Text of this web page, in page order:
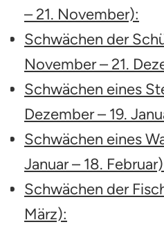
– 21. November):
Schwächen der
November – 21.
Schwächen eines
Dezember – 19.
Schwächen eines
Januar – 18.
Schwächen der
März):